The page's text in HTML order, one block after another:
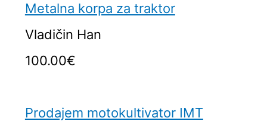
Metalna korpa za traktor
Vladičin Han
100.00€
Prodajem motokultivator IMT